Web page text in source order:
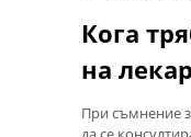
Кога
на
При съмнение